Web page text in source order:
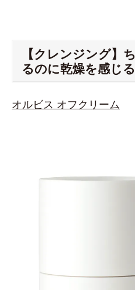
【クレンジング】
るのに乾燥を感じ
オルビス オフクリーム